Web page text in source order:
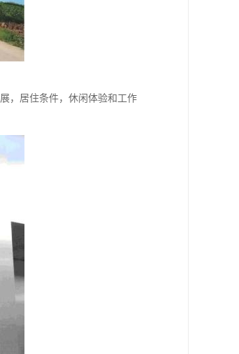
，居住条件，休闲体验和工作